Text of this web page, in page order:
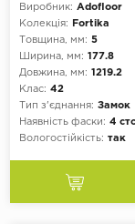
Виробник: Adofloor
Колекція:
Fortika
Товщина, мм: 5
Ширина, мм: 177.8
Довжина, мм: 1219.2
Клас: 42
Тип з'єднання: Замок
Наявність фаски: 4
Вологостійкість: так